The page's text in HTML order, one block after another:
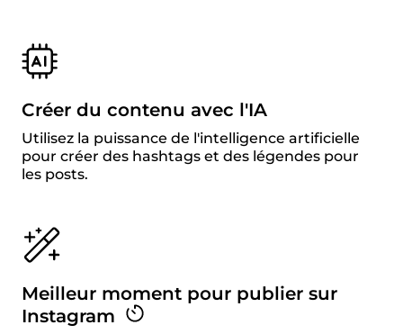
Créer du contenu avec l'IA
Utilisez la puissance de l'intelligence artificielle
pour créer des hashtags et des légendes pour
les posts.
Meilleur moment pour publier sur
Instagram